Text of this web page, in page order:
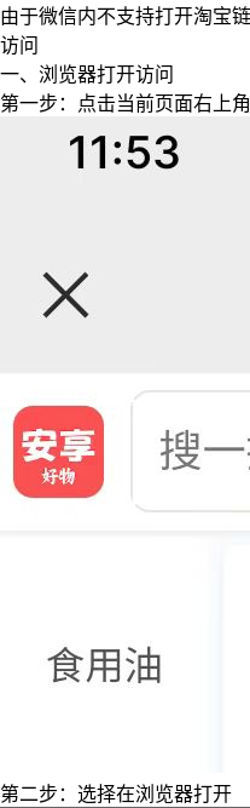
由于微信内不支持打开淘宝
访问
一、浏览器打开访问
第一步：点击当前页面右上
第二步：选择在浏览器打开